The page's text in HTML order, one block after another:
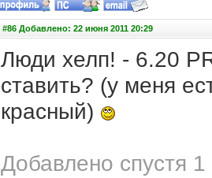
#86 Добавлено: 22 июня 2011 20:29
Люди хелп! - 6.20
ставить? (у меня
красный)
Добавлено спустя